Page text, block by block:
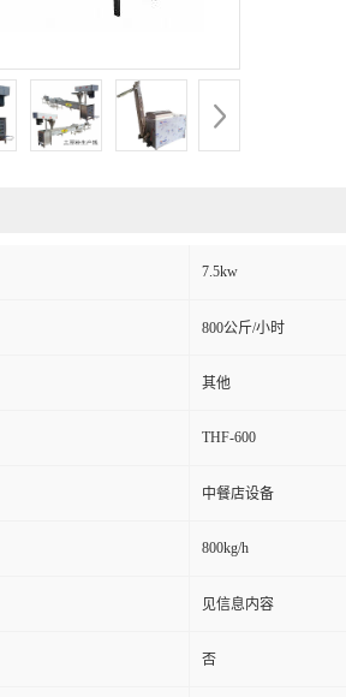
7.5kw
800公斤/小时
其他
THF-600
中餐店设备
800kg/h
见信息内容
否